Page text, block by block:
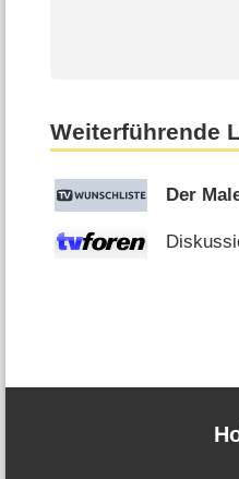
Weiterführende
Der